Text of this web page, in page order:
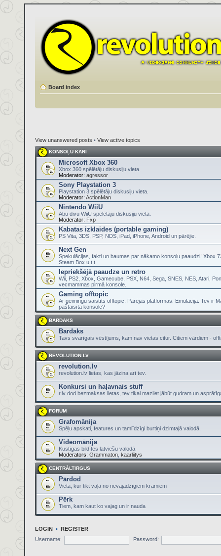
Board index
View unanswered posts • View active topics
KONSOĻU KARI
Microsoft Xbox 360
Xbox 360 spēlētāju diskusiju vieta.
Moderator: agressor
Sony Playstation 3
Playstation 3 spēlētāju diskusiju vieta.
Moderator: ActionMan
Nintendo WiiU
Abu divu WiiU spēlētāju diskusiju vieta.
Moderator: Fxp
Kabatas izklaides (portable gaming)
PS Vita, 3DS, PSP, NDS, iPad, iPhone, Android un pārējie.
Next Gen
Spekulācijas, fakti un baumas par nākamo konsoļu paaudzi! Xbox
Steam Box u.t.t.
Iepriekšējā paaudze un retro
Wii, PS2, Xbox, Gamecube, PSX, N64, Sega, SNES, NES, Atari,
vecmammas pirmā konsole.
Gaming offtopic
Ar geimingu saistīts offtopic. Pārējās platformas. Emulācija. Tev ir
paštaisīta konsole?
BARDAKS
Bardaks
Tavs svarīgais vēstījums, kam nav vietas citur. Citiem vārdiem -
REVOLUTION.LV
revolution.lv
revolution.lv lietas, kas jāzina arī tev.
Konkursi un haļavnais stuff
r.lv dod bezmaksas lietas, tev tikai mazliet jābūt gudram un
FORUM
Grafomānija
Spēļu apskati, features un tamlīdzīgi burtiņi dzimtajā valodā.
Videomānija
Kustīgas bildītes latviešu valodā.
Moderators: Grammaton kaarliitys
CENTRĀLTIRGUS
Pārdod
Vieta, kur tikt vaļā no nevajadzīgiem krāmiem
Pērk
Tiem, kam kaut ko vajag un ir nauda
LOGIN • REGISTER
Username:
Password: